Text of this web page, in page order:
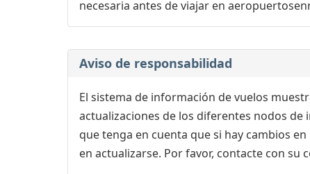
necesaria antes de viajar en
Aviso de responsabilidad
El sistema de información de vuelos
actualizaciones de los diferentes nodos
que tenga en cuenta que si hay cambios
en actualizarse. Por favor, contacte con